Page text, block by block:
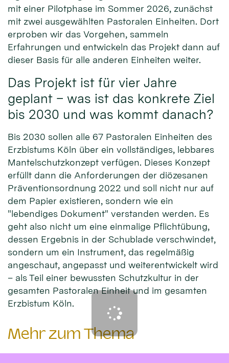
mit einer Pilotphase im Sommer 2026, zunächst
mit zwei ausgewählten Pastoralen Einheiten. Dort
erproben wir das Vorgehen, sammeln
Erfahrungen und entwickeln das Projekt dann auf
dieser Basis für alle anderen Einheiten weiter.
Das Projekt ist für vier Jahre
geplant – was ist das konkrete Ziel
bis 2030 und was kommt danach?
Bis 2030 sollen alle 67 Pastoralen Einheiten des
Erzbistums Köln über ein vollständiges, lebbares
Mantelschutzkonzept verfügen. Dieses Konzept
erfüllt dann die Anforderungen der diözesanen
Präventionsordnung 2022 und soll nicht nur auf
dem Papier existieren, sondern wie ein
"lebendiges Dokument" verstanden werden. Es
geht also nicht um eine einmalige Pflichtübung,
dessen Ergebnis in der Schublade verschwindet,
sondern um ein Instrument, das regelmäßig
angeschaut, angepasst und weiterentwickelt wird
– als Teil einer bewussten Schutzkultur in der
gesamten Pastoralen Einheit und im gesamten
Erzbistum Köln.
Mehr zum Thema